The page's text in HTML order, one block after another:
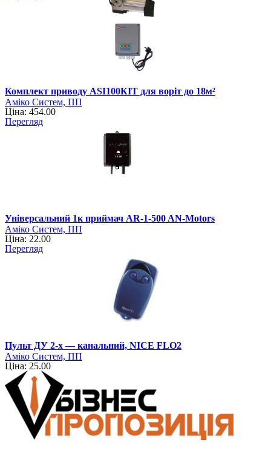
Комплект приводу ASI100КIT для воріт до 18м²
Аміко Систем, ПП
Ціна: 454.00
Перегляд
Універсальний 1к приймач AR-1-500 AN-Motors
Аміко Систем, ПП
Ціна: 22.00
Перегляд
Пульт ДУ 2-x — канальний, NICE FLO2
Аміко Систем, ПП
Ціна: 25.00